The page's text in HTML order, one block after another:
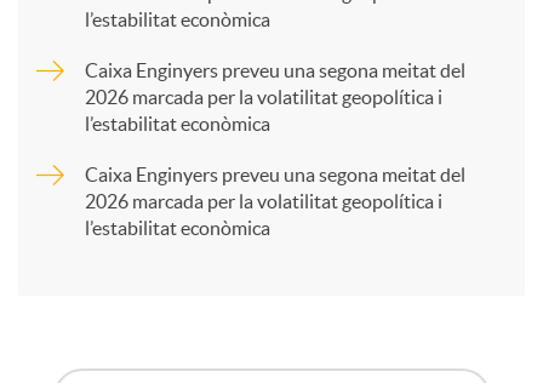
l’estabilitat econòmica
Caixa Enginyers preveu una segona meitat del
2026 marcada per la volatilitat geopolítica i
l’estabilitat econòmica
Caixa Enginyers preveu una segona meitat del
2026 marcada per la volatilitat geopolítica i
l’estabilitat econòmica